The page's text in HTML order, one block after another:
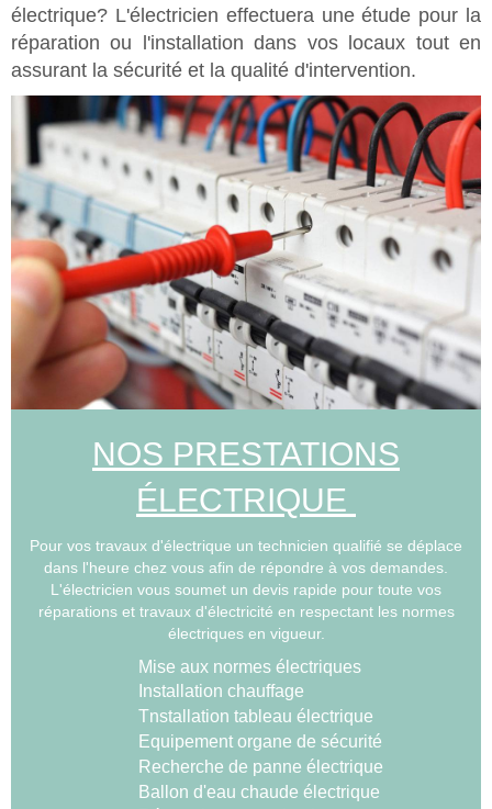
électrique? L'électricien effectuera une étude pour la
réparation ou l'installation dans vos locaux tout en
assurant la sécurité et la qualité d'intervention.
NOS PRESTATIONS
ÉLECTRIQUE
Pour vos travaux d'électrique un technicien qualifié se déplace
dans l'heure chez vous afin de répondre à vos demandes.
L'électricien vous soumet un devis rapide pour toute vos
réparations et travaux d'électricité en respectant les normes
électriques en vigueur.
Mise aux normes électriques
Installation chauffage
Tnstallation tableau électrique
Equipement organe de sécurité
Recherche de panne électrique
Ballon d'eau chaude électrique